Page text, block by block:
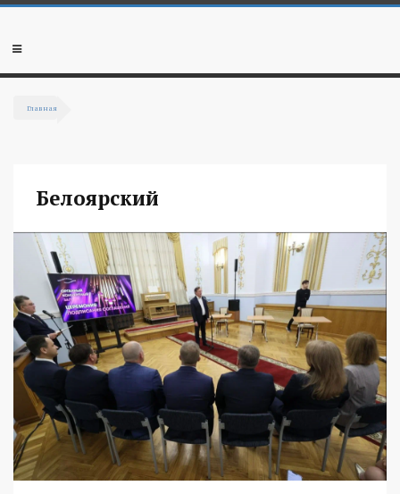
Перейти к основному содержанию
Мобильное
Главная
Белоярский